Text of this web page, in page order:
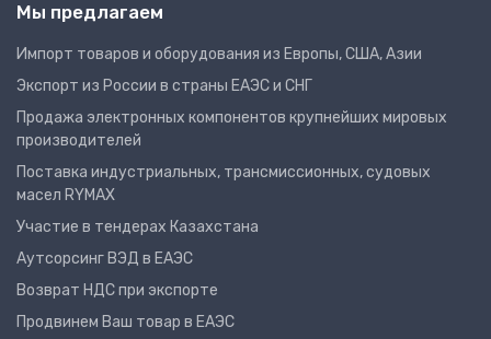
Мы предлагаем
Импорт товаров и оборудования из Европы, США, Азии
Экспорт из России в страны ЕАЭС и СНГ
Продажа электронных компонентов крупнейших мировых
производителей
Поставка индустриальных, трансмиссионных, судовых
масел RYMAX
Участие в тендерах Казахстана
Аутсорсинг ВЭД в ЕАЭС
Возврат НДС при экспорте
Продвинем Ваш товар в ЕАЭС